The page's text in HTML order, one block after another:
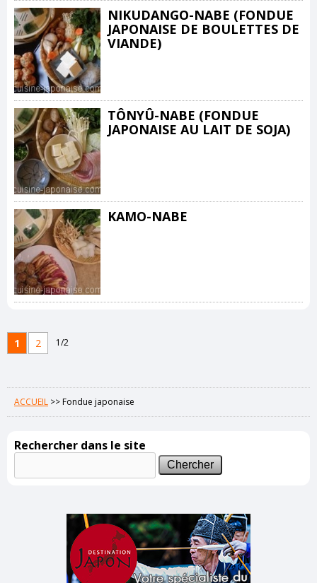
NIKUDANGO-NABE (FONDUE
JAPONAISE DE BOULETTES DE
VIANDE)
TÔNYÛ-NABE (FONDUE
JAPONAISE AU LAIT DE SOJA)
KAMO-NABE
1 2 1/2
ACCUEIL >>Fondue japonaise
Rechercher dans le site